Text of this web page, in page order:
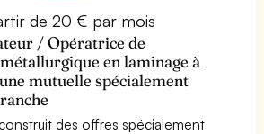
de 20 € par mois
/ Opératrice de
en laminage à
mutuelle spécialement
des offres spécialement